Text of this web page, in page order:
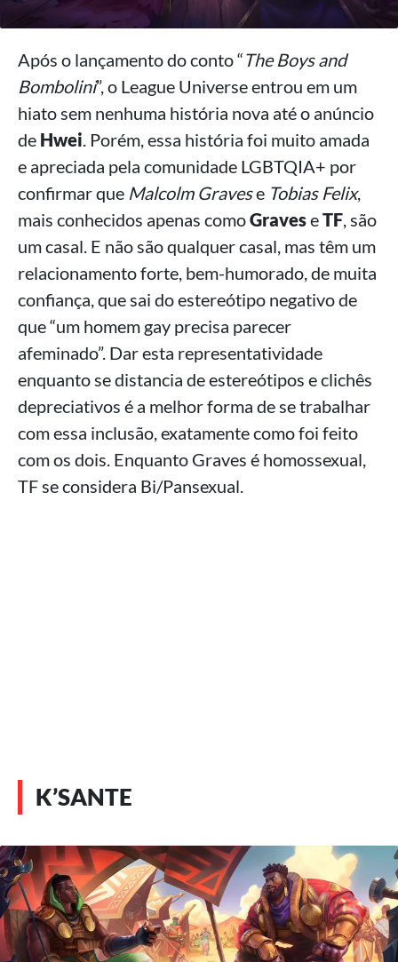
Após o lançamento do conto “The Boys and
Bombolini”, o League Universe entrou em um
hiato sem nenhuma história nova até o anúncio
de Hwei. Porém, essa história foi muito amada
e apreciada pela comunidade LGBTQIA+ por
confirmar que Malcolm Gravese Tobias Felix,
mais conhecidos apenas comoGraveseTF, são
um casal. E não são qualquer casal, mas têm um
relacionamento forte, bem-humorado, de muita
confiança, que sai do estereótipo negativo de
que “um homem gay precisa parecer
afeminado”. Dar esta representatividade
enquanto se distancia de estereótipos e clichês
depreciativos é a melhor forma de se trabalhar
com essa inclusão, exatamente como foi feito
com os dois. Enquanto Graves é homossexual,
TF se considera Bi/Pansexual.
K’SANTE